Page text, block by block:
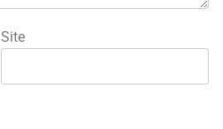
Site